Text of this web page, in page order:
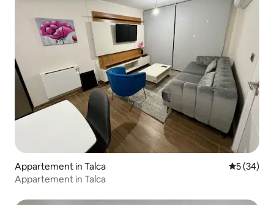
Appartement in Talca
5 (34)
Appartement in Talca